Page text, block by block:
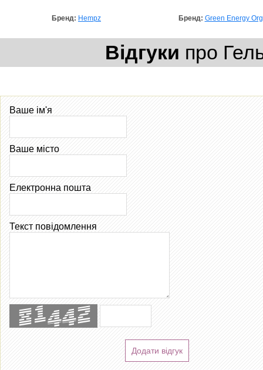
Бренд: Hempz Бренд: Green Energy
Відгуки про
Ваше ім'я
Ваше місто
Електронна пошта
Текст повідомлення
Додати відгук